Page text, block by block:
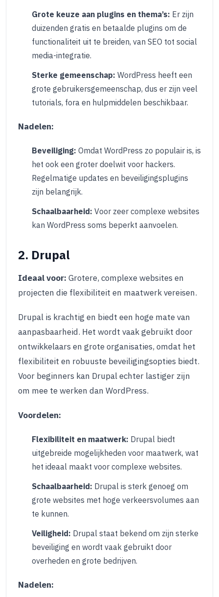
Grote keuze aan plugins en thema’s: Er zijn
duizenden gratis en betaalde plugins om de
functionaliteit uit te breiden, van SEO tot social
media-integratie.
Sterke gemeenschap: WordPress heeft een
grote gebruikersgemeenschap, dus er zijn veel
tutorials, fora en hulpmiddelen beschikbaar.
Nadelen:
Beveiliging: Omdat WordPress zo populair is, is
het ook een groter doelwit voor hackers.
Regelmatige updates en beveiligingsplugins
zijn belangrijk.
Schaalbaarheid: Voor zeer complexe websites
kan WordPress soms beperkt aanvoelen.
2. Drupal
Ideaal voor: Grotere, complexe websites en
projecten die flexibiliteit en maatwerk vereisen.
Drupal is krachtig en biedt een hoge mate van
aanpasbaarheid. Het wordt vaak gebruikt door
ontwikkelaars en grote organisaties, omdat het
flexibiliteit en robuuste beveiligingsopties biedt.
Voor beginners kan Drupal echter lastiger zijn
om mee te werken dan WordPress.
Voordelen:
Flexibiliteit en maatwerk: Drupal biedt
uitgebreide mogelijkheden voor maatwerk, wat
het ideaal maakt voor complexe websites.
Schaalbaarheid: Drupal is sterk genoeg om
grote websites met hoge verkeersvolumes aan
te kunnen.
Veiligheid: Drupal staat bekend om zijn sterke
beveiliging en wordt vaak gebruikt door
overheden en grote bedrijven.
Nadelen: